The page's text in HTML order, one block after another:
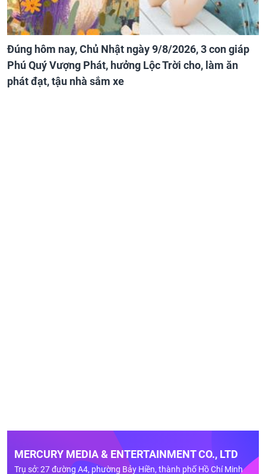
Đúng hôm nay, Chủ Nhật ngày 9/8/2026, 3 con giáp
Phú Quý Vượng Phát, hưởng Lộc Trời cho, làm ăn
phát đạt, tậu nhà sắm xe
MERCURY MEDIA & ENTERTAINMENT CO., LTD
Trụ sở: 27 đường A4, phường Bảy Hiền, thành phố Hồ Chí Minh